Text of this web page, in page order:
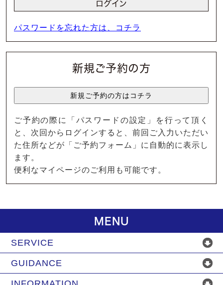
パスワードを忘れた方は、コチラ
新規ご予約の方
ご予約の際に「パスワードの設定」を行って頂く
と、次回からログインすると、前回ご入力いただい
た住所などが「ご予約フォーム」に自動的に表示し
ます。
便利なマイページのご利用も可能です。
MENU
SERVICE
GUIDANCE